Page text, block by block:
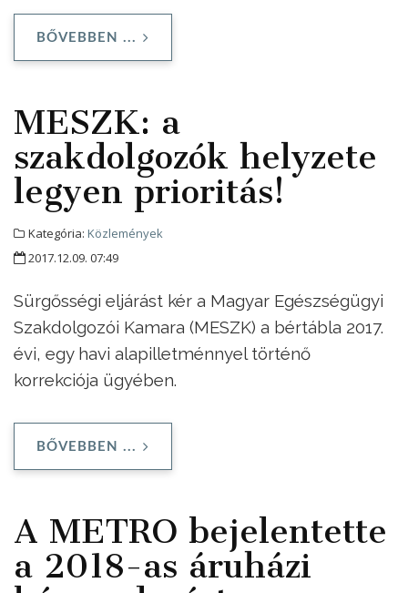
BŐVEBBEN ...
MESZK: a
szakdolgozók helyzete
legyen prioritás!
Kategória: Közlemények
2017.12.09. 07:49
Sürgősségi eljárást kér a Magyar Egészségügyi
Szakdolgozói Kamara (MESZK) a bértábla 2017.
évi, egy havi alapilletménnyel történő
korrekciója ügyében.
BŐVEBBEN ...
A METRO bejelentette
a 2018-as áruházi